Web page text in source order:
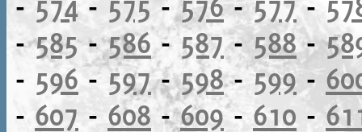
-585-586-587-588-
- 596-597-598-599-
- 607 - 608-609-610 -